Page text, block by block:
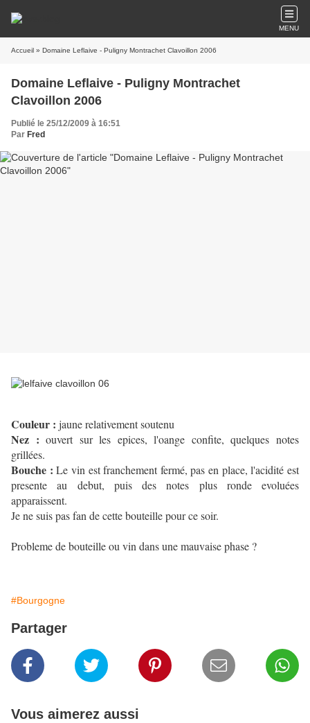
MENU
Accueil » Domaine Leflaive - Puligny Montrachet Clavoillon 2006
Domaine Leflaive - Puligny Montrachet
Clavoillon 2006
Publié le 25/12/2009 à 16:51
Par Fred
Couleur : jaune relativement soutenu
Nez : ouvert sur les epices, l'oange confite, quelques notes
grillées.
Bouche : Le vin est franchement fermé, pas en place, l'acidité est
presente au debut, puis des notes plus ronde evoluées
apparaissent.
Je ne suis pas fan de cette bouteille pour ce soir.
Probleme de bouteille ou vin dans une mauvaise phase ?
#Bourgogne
Partager
Vous aimerez aussi